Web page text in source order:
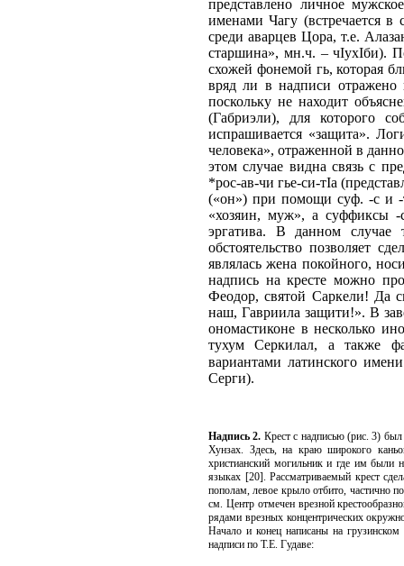
представлено личное
именами Чагу (встречается в
среди аварцев Цора, т.е.
старшина», мн.ч. – чIухIби).
схожей фонемой гь, которая
вряд ли в надписи отражено
поскольку не находит
(Габриэли), для которого
испрашивается «защита».
человека», отраженной в
этом случае видна связь с
*рос-ав-чи гье-си-тIа
(«он») при помощи суф. -с и -
«хозяин, муж», а суффиксы -
эргатива. В данном случае
обстоятельство позволяет
являлась жена покойного,
надпись на кресте можно
Феодор, святой Саркели! Да
наш, Гавриила защити!». В
ономастиконе в несколько
тухум Серкилал, а также
вариантами латинского
Серги).
Надпись 2. Крест с надписью (рис. 3) был
Хунзах. Здесь, на краю широкого
христианский могильник и где им были
языках [20]. Рассматриваемый крест
пополам, левое крыло отбито, частично
см. Центр отмечен врезной
рядами врезных концентрических
Начало и конец написаны на
надписи по Т.Е. Гудаве: